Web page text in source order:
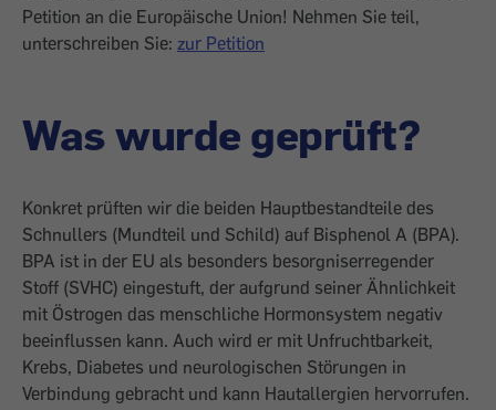
Petition an die Europäische Union! Nehmen Sie teil,
unterschreiben Sie: zur Petition
Was wurde geprüft?
Konkret prüften wir die beiden Hauptbestandteile des
Schnullers (Mundteil und Schild) auf Bisphenol A (BPA).
BPA ist in der EU als besonders besorgniserregender
Stoff (SVHC) eingestuft, der aufgrund seiner Ähnlichkeit
mit Östrogen das menschliche Hormonsystem negativ
beeinflussen kann. Auch wird er mit Unfruchtbarkeit,
Krebs, Diabetes und neurologischen Störungen in
Verbindung gebracht und kann Hautallergien hervorrufen.